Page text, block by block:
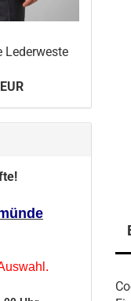
Le­der­wes­te